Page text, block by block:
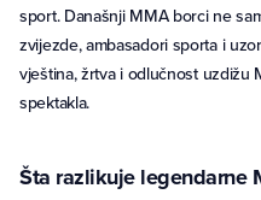
sport. Današnji MMA borci ne
zvijezde, ambasadori sporta i
vještina, žrtva i odlučnost
spektakla.
Šta razlikuje legendarne